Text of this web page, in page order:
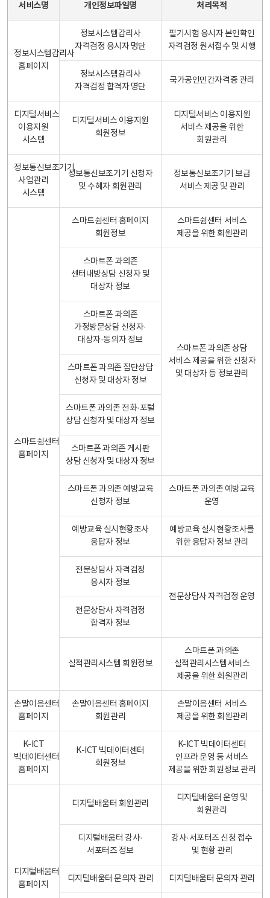
서비스명 개인정보파일명 처리목적
정보시스템감리사
홈페이지
정보시스템감리사
자격검정 응시자 명단
필기시험 응시자 본인확인
자격검정 원서접수 및 시행
정보시스템감리사
자격검정 합격자 명단
국가공인민간자격증 관리
디지털서비스
이용지원
시스템
디지털서비스 이용지원
회원정보
디지털서비스 이용지원
서비스 제공을 위한
회원관리
정보통신보조기기
사업관리
시스템
정보통신보조기기 신청자
및 수혜자 회원관리
정보통신보조기기 보급
서비스 제공 및 관리
스마트쉼센터
홈페이지
스마트쉼센터 홈페이지
회원정보
스마트쉼센터 서비스
제공을 위한 회원관리
스마트폰 과의존
센터내방상담 신청자 및
대상자 정보
스마트폰 과의존 상담
서비스 제공을 위한 신청자
및 대상자 등 정보관리
스마트폰 과의존
가정방문상담 신청자·
대상자·동의자 정보
스마트폰 과의존 집단상담
신청자 및 대상자 정보
스마트폰 과의존 전화·포털
상담 신청자 및 대상자 정보
스마트폰 과의존 게시판
상담 신청자 및 대상자 정보
스마트폰 과의존 예방교육
신청자 정보
스마트폰 과의존 예방교육
운영
예방교육 실시현황조사
응답자 정보
예방교육 실시현황조사를
위한 응답자 정보 관리
전문상담사 자격검정
응시자 정보
전문상담사 자격검정 운영
전문상담사 자격검정
합격자 정보
실적관리시스템 회원정보
스마트폰 과의존
실적관리시스템서비스
제공을 위한 회원관리
손말이음센터
홈페이지
손말이음센터 홈페이지
회원관리
손말이음센터 서비스
제공을 위한 회원관리
K-ICT
빅데이터센터
홈페이지
K-ICT 빅데이터센터
회원정보
K-ICT 빅데이터센터
인프라 운영 등 서비스
제공을 위한 회원정보 관리
디지털배움터
홈페이지
디지털배움터 회원관리
디지털배움터 운영 및
회원관리
디지털배움터 강사·
서포터즈 정보
강사·서포터즈 신청 접수
및 현황 관리
디지털배움터 문의자 관리 디지털배움터 문의자 관리